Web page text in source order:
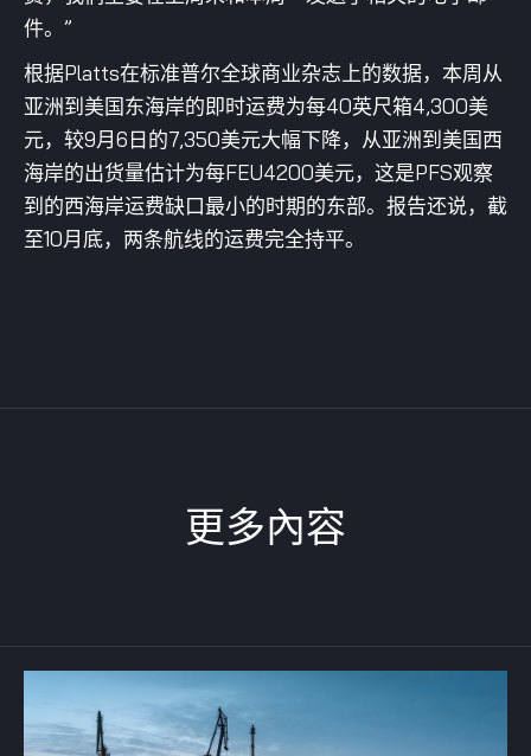
件。”
根据Platts在标准普尔全球商业杂志上的数据，本周从
亚洲到美国东海岸的即时运费为每40英尺箱4,300美
元，较9月6日的7,350美元大幅下降，从亚洲到美国西
海岸的出货量估计为每FEU4200美元，这是PFS观察
到的西海岸运费缺口最小的时期的东部。报告还说，截
至10月底，两条航线的运费完全持平。
更多內容